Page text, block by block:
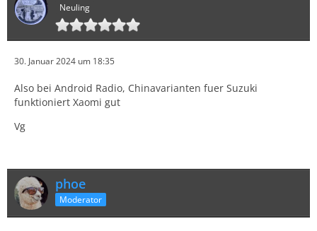
Neuling
30. Januar 2024 um 18:35
Also bei Android Radio, Chinavarianten fuer Suzuki
funktioniert Xaomi gut
Vg
phoe
Moderator